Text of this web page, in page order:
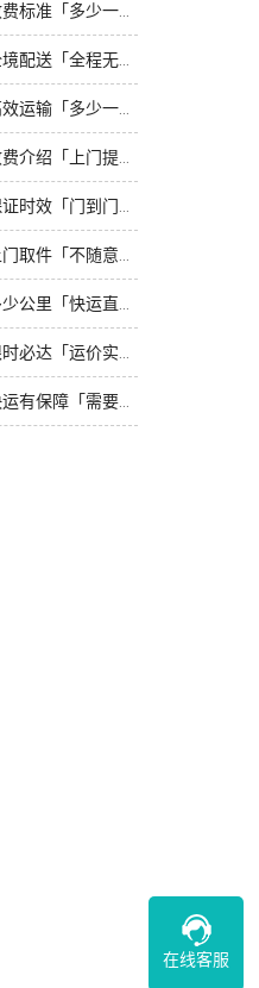
深圳到忻州物流专线_收费标准「多少一吨」
深圳到运城物流专线_全境配送「全程无虑」
深圳到晋中物流专线_高效运输「多少一吨」
深圳到朔州物流专线_收费介绍「上门提货」
深圳到晋城物流专线_保证时效「门到门配送」
厦门到北京物流专线_上门取件「不随意加价」
漳州到北京物流专线_多少公里「快运直达」
广州到北京物流专线_限时必达「运价实惠」
泉州到北京物流专线_快运有保障「需要几天」
在线客服